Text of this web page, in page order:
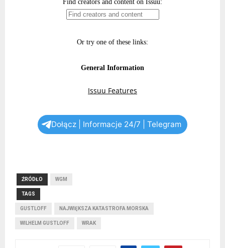
Dołącz | Informacje 24/7 | Telegram
ŹRÓDŁO WGM
TAGS
GUSTLOFF NAJWIĘKSZA KATASTROFA MORSKA
WILHELM GUSTLOFF WRAK